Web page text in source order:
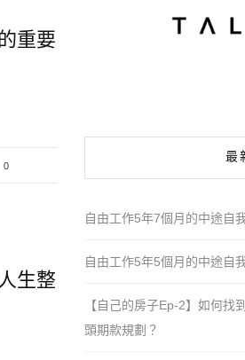
重要
0
生整
最
自由工作5年7個月的中途自
自由工作5年5個月的中途自
【自己的房子Ep-2】如何找
頭期款規劃？